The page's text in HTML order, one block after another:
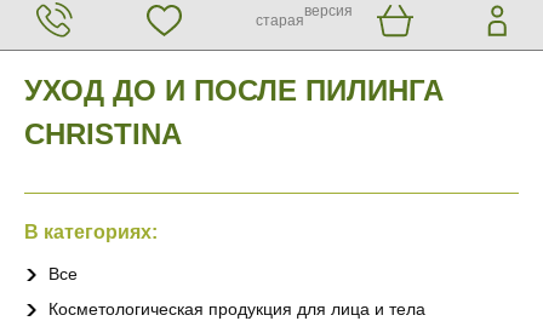
старая
версия
УХОД ДО И ПОСЛЕ ПИЛИНГА
CHRISTINA
В категориях:
Все
Косметологическая продукция для лица и тела